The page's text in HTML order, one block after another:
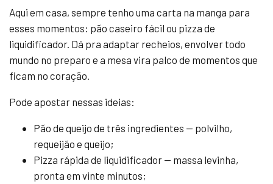
Aqui em casa, sempre tenho uma carta na manga para
esses momentos: pão caseiro fácil ou pizza de
liquidificador. Dá pra adaptar recheios, envolver todo
mundo no preparo e a mesa vira palco de momentos que
ficam no coração.
Pode apostar nessas ideias:
Pão de queijo de três ingredientes — polvilho,
requeijão e queijo;
Pizza rápida de liquidificador — massa levinha,
pronta em vinte minutos;